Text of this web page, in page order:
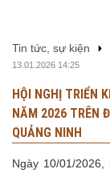
Tin tức, sự kiện
13.01.2026 14:25
HỘI NGHỊ TRIỂN
NĂM 2026 TRÊN
QUẢNG NINH
Ngày 10/01/